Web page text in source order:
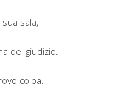
sala,
del giudizio.
colpa.